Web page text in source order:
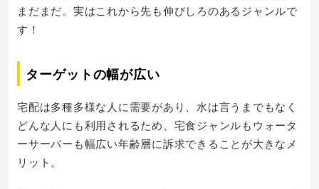
まだまだ。実はこれから先も伸びしろのあるジャンルで
す！
ターゲットの幅が広い
宅配は多種多様な人に需要があり、水は言うまでもなく
どんな人にも利用されるため、宅食ジャンルもウォータ
ーサーバーも幅広い年齢層に訴求できることが大きなメ
リット。